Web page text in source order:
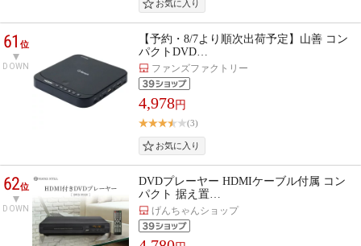
61位
DOWN
【予約・8/7より順次出荷予定】山善 コン
パクトDVD…
ファンズファクトリー
4,978円
(3)
62位
DOWN
DVDプレーヤー HDMIケーブル付属 コン
パクト 据え置…
げんちゃんショップ